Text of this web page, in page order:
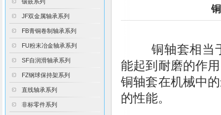
镶嵌系列
JF双金属轴承系列
FB青铜卷制轴承系列
FU粉末冶金轴承系列
SF自润滑轴承系列
FZ钢球保持架系列
直线轴承系列
非标零件系列
铜轴套相当于
能起到耐磨的作
铜轴套在机械中
的性能。